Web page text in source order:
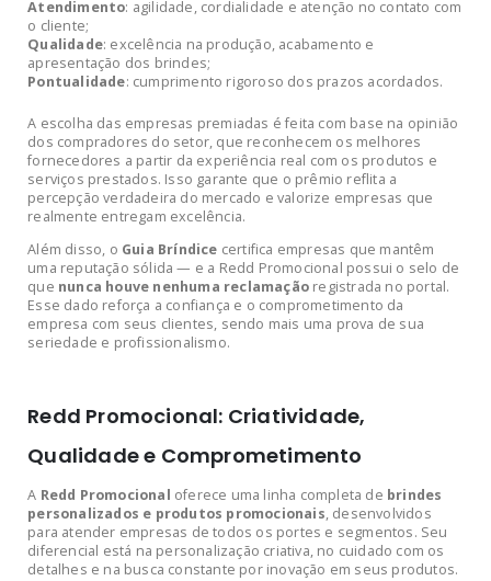
Atendimento: agilidade, cordialidade e atenção no contato com
o cliente;
Qualidade: excelência na produção, acabamento e
apresentação dos brindes;
Pontualidade: cumprimento rigoroso dos prazos acordados.
A escolha das empresas premiadas é feita com base na opinião
dos compradores do setor, que reconhecem os melhores
fornecedores a partir da experiência real com os produtos e
serviços prestados. Isso garante que o prêmio reflita a
percepção verdadeira do mercado e valorize empresas que
realmente entregam excelência.
Além disso, o Guia Bríndice certifica empresas que mantêm
uma reputação sólida — e a Redd Promocional possui o selo de
que nunca houve nenhuma reclamação registrada no portal.
Esse dado reforça a confiança e o comprometimento da
empresa com seus clientes, sendo mais uma prova de sua
seriedade e profissionalismo.
Redd Promocional: Criatividade,
Qualidade e Comprometimento
A Redd Promocional oferece uma linha completa de brindes
personalizados e produtos promocionais, desenvolvidos
para atender empresas de todos os portes e segmentos. Seu
diferencial está na personalização criativa, no cuidado com os
detalhes e na busca constante por inovação em seus produtos.